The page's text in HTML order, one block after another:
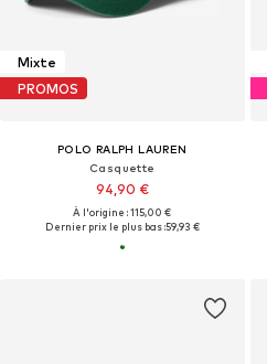
Mixte
PROMOS
POLO RALPH LAUREN
Casquette
94,90 €
À l'origine : 115,00 €
Dernier prix le plus bas :59,93 €